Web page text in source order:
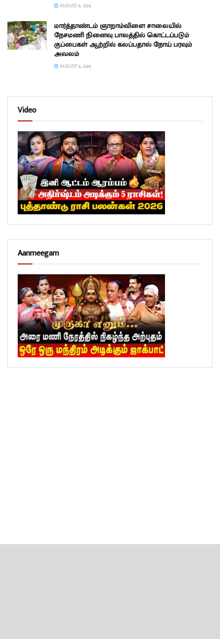
AUGUST 6, 2026
மார்த்தாண்டம் ஞாறாம்விளை சாலையில்
நேசமணி நினைவு பாலத்தில் கொட்டப்படும்
குப்பைகள் ஆற்றில் கலப்பதால் நோய் பரவும்
அவலம்
AUGUST 6, 2026
Video
Aanmeegam